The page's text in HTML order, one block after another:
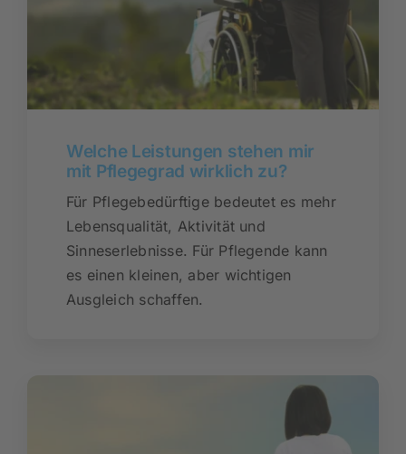
Welche Leistungen stehen mir
mit Pflegegrad wirklich zu?
Für Pflegebedürftige bedeutet es mehr
Lebensqualität, Aktivität und
Sinneserlebnisse. Für Pflegende kann
es einen kleinen, aber wichtigen
Ausgleich schaffen.